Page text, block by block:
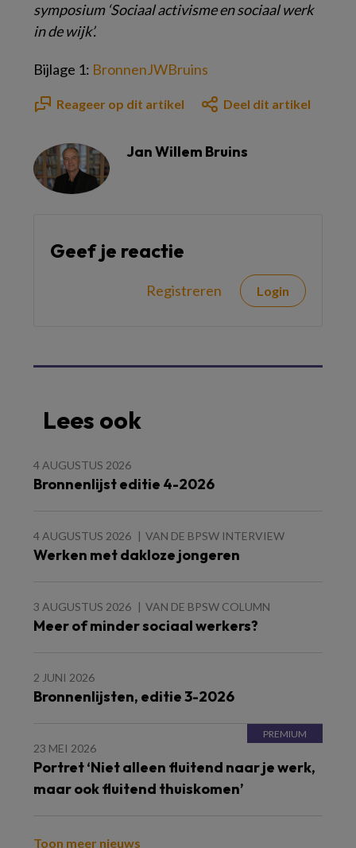
symposium ‘Sociaal activisme en sociaal werk
in de wijk’.
Bijlage 1: BronnenJWBruins
Reageer op dit artikel Deel dit artikel
Jan Willem Bruins
Geef je reactie
Registreren Login
Lees ook
4 AUGUSTUS 2026
Bronnenlijst editie 4-2026
4 AUGUSTUS 2026 VAN DE BPSW INTERVIEW
Werken met dakloze jongeren
3 AUGUSTUS 2026 VAN DE BPSW COLUMN
Meer of minder sociaal werkers?
2 JUNI 2026
Bronnenlijsten, editie 3-2026
23 MEI 2026
Portret ‘Niet alleen fluitend naar je werk,
maar ook fluitend thuiskomen’
Toon meer nieuws